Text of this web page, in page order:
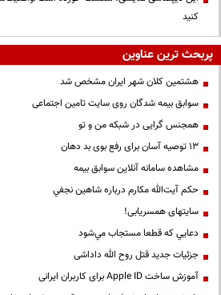
کنید
پربحث ترین عناوین
هشتمین کلان شهر ایران مشخص شد
سوابق بیمه شدگان روی سایت تامین اجتماعی
همجنس گرایی در شبکه من و تو
13 توصیه آسان برای رفع بوی بد دهان
مشاهده سامانه آنلاين سوابق بیمه
حكم آيت‌الله مكارم درباره شاهين نجفي
سایتهای همسریابی!
دعايي كه قطعا مستجاب مي‌شود
جزئیات جدید قتل روح الله داداشی
آموزش ساخت Apple ID برای کاربران ایرانی